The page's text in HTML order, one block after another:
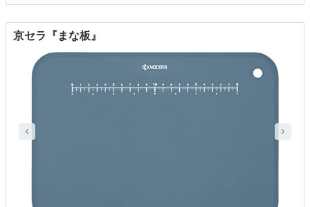
京セラ『まな板』